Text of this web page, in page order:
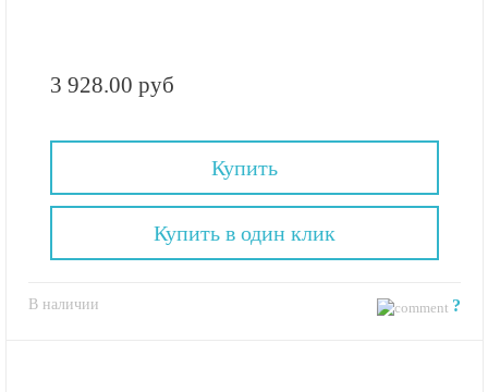
3 928.00 руб
Купить
В наличии ?
Купить в один клик